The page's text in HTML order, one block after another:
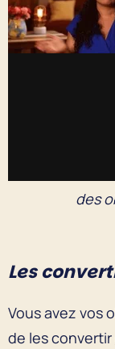
des
Les
Vous avez vos
de les convertir